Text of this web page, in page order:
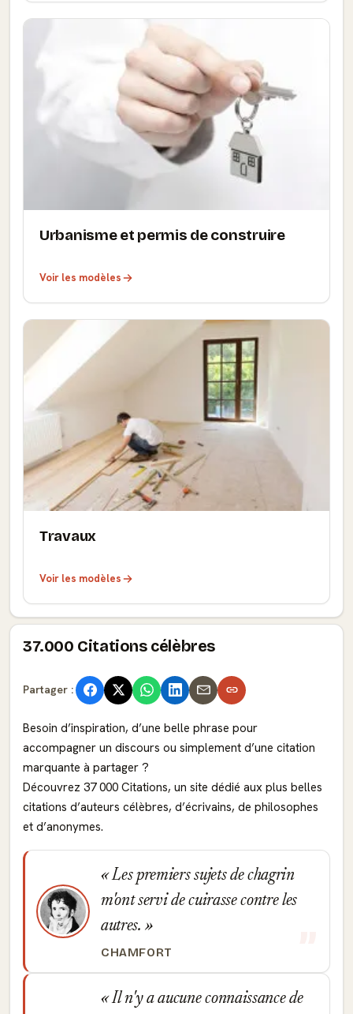
Urbanisme et permis de construire
Voir les modèles
Travaux
Voir les modèles
37.000 Citations célèbres
Partager :
Besoin d’inspiration, d’une belle phrase pour
accompagner un discours ou simplement d’une citation
marquante à partager ?
Découvrez 37 000 Citations, un site dédié aux plus belles
citations d’auteurs célèbres, d’écrivains, de philosophes
et d’anonymes.
Les premiers sujets de chagrin
m'ont servi de cuirasse contre les
autres.
CHAMFORT
Il n'y a aucune connaissance de